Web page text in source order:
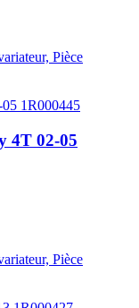
Pièce
4T 02-05
Pièce